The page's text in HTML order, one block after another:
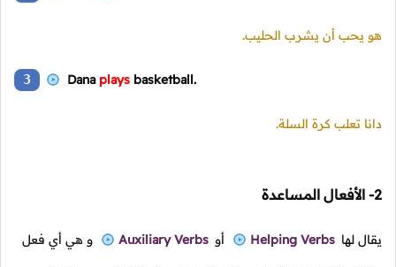
هو يحب أن يشرب الحليب.
3 Dana plays basketball.
دانا تعلب كرة السلة.
2- الأفعال المساعدة
يقال لها Helping Verbs أو Auxiliary Verbs و هي أي فعل